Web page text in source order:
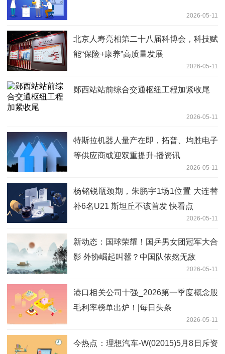
2026-05-11
北京人寿亮相第二十八届科博会，科技赋
能“保险+康养”高质量发展
2026-05-11
郧西站站前综合交通枢纽工程加紧收尾
2026-05-11
特斯拉机器人量产在即，拓普、均胜电子
等供应商或迎双重提升-播资讯
2026-05-11
杨铭锐瓶颈期，朱鹏宇1场1位置 大连替
补6名U21 斯坦丘不该首发 快看点
2026-05-11
新动态：国球荣耀！国乒男女团冠军大合
影 外协崛起叫嚣？中国队依然无敌
2026-05-11
港口相关公司十强_2026第一季度概念股
毛利率榜单出炉！|每日头条
2026-05-11
今热点：理想汽车-W(02015)5月8日斥资